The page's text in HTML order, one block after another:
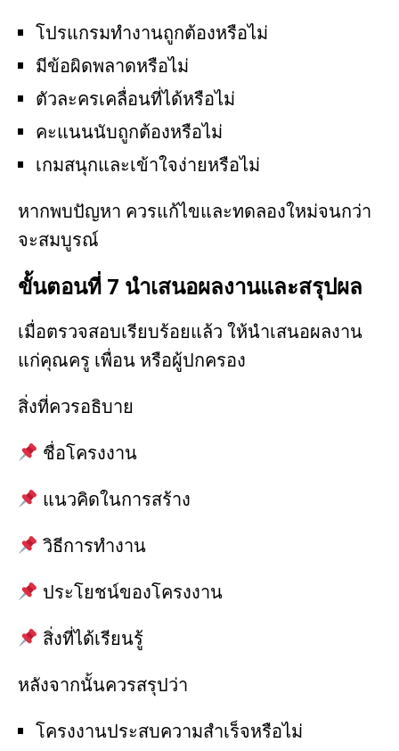
โปรแกรมทำงานถูกต้องหรือไม่
มีข้อผิดพลาดหรือไม่
ตัวละครเคลื่อนที่ได้หรือไม่
คะแนนนับถูกต้องหรือไม่
เกมสนุกและเข้าใจง่ายหรือไม่
หากพบปัญหา ควรแก้ไขและทดลองใหม่จนกว่า
จะสมบูรณ์
ขั้นตอนที่ 7 นำเสนอผลงานและสรุปผล
เมื่อตรวจสอบเรียบร้อยแล้ว ให้นำเสนอผลงาน
แก่คุณครู เพื่อน หรือผู้ปกครอง
สิ่งที่ควรอธิบาย
ชื่อโครงงาน
แนวคิดในการสร้าง
วิธีการทำงาน
ประโยชน์ของโครงงาน
สิ่งที่ได้เรียนรู้
หลังจากนั้นควรสรุปว่า
โครงงานประสบความสำเร็จหรือไม่